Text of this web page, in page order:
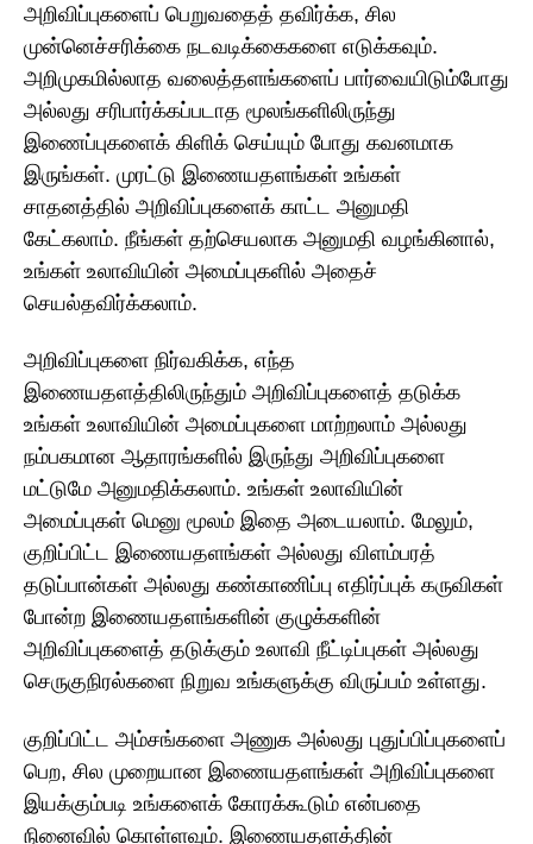
அறிவிப்புகளைப் பெறுவதைத் தவிர்க்க, சில
முன்னெச்சரிக்கை நடவடிக்கைகளை எடுக்கவும்.
அறிமுகமில்லாத வலைத்தளங்களைப் பார்வையிடும்போது
அல்லது சரிபார்க்கப்படாத மூலங்களிலிருந்து
இணைப்புகளைக் கிளிக் செய்யும் போது கவனமாக
இருங்கள். முரட்டு இணையதளங்கள் உங்கள்
சாதனத்தில் அறிவிப்புகளைக் காட்ட அனுமதி
கேட்கலாம். நீங்கள் தற்செயலாக அனுமதி வழங்கினால்,
உங்கள் உலாவியின் அமைப்புகளில் அதைச்
செயல்தவிர்க்கலாம்.
அறிவிப்புகளை நிர்வகிக்க, எந்த
இணையதளத்திலிருந்தும் அறிவிப்புகளைத் தடுக்க
உங்கள் உலாவியின் அமைப்புகளை மாற்றலாம் அல்லது
நம்பகமான ஆதாரங்களில் இருந்து அறிவிப்புகளை
மட்டுமே அனுமதிக்கலாம். உங்கள் உலாவியின்
அமைப்புகள் மெனு மூலம் இதை அடையலாம். மேலும்,
குறிப்பிட்ட இணையதளங்கள் அல்லது விளம்பரத்
தடுப்பான்கள் அல்லது கண்காணிப்பு எதிர்ப்புக் கருவிகள்
போன்ற இணையதளங்களின் குழுக்களின்
அறிவிப்புகளைத் தடுக்கும் உலாவி நீட்டிப்புகள் அல்லது
செருகுநிரல்களை நிறுவ உங்களுக்கு விருப்பம் உள்ளது.
குறிப்பிட்ட அம்சங்களை அணுக அல்லது புதுப்பிப்புகளைப்
பெற, சில முறையான இணையதளங்கள் அறிவிப்புகளை
இயக்கும்படி உங்களைக் கோரக்கூடும் என்பதை
நினைவில் கொள்ளவும். இணையதளத்தின்